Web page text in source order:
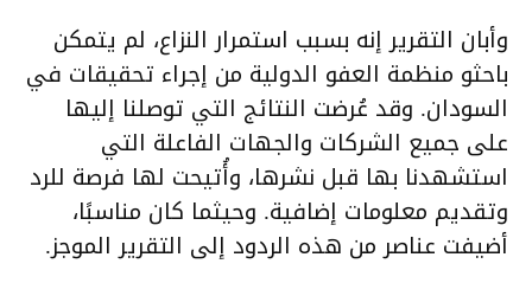
وأبان التقرير إنه بسبب استمرار النزاع، لم يتمكن
باحثو منظمة العفو الدولية من إجراء تحقيقات في
السودان. وقد عُرضت النتائج التي توصلنا إليها
على جميع الشركات والجهات الفاعلة التي
استشهدنا بها قبل نشرها، وأُتيحت لها فرصة للرد
وتقديم معلومات إضافية. وحيثما كان مناسبًا،
أضيفت عناصر من هذه الردود إلى التقرير الموجز.